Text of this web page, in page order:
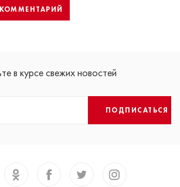
в курсе свежих новостей
ПОДПИСАТЬСЯ